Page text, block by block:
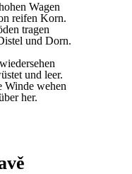
Wagen
reifen Korn.
tragen
und Dorn.
und leer.
Winde wehen
her.